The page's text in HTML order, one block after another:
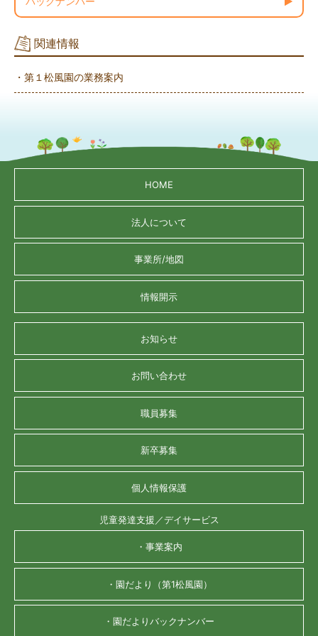
関連情報
・第１松風園の業務案内
HOME
法人について
事業所/地図
情報開示
お知らせ
お問い合わせ
職員募集
新卒募集
個人情報保護
児童発達支援／デイサービス
・事業案内
・園だより（第1松風園）
・園だよりバックナンバー